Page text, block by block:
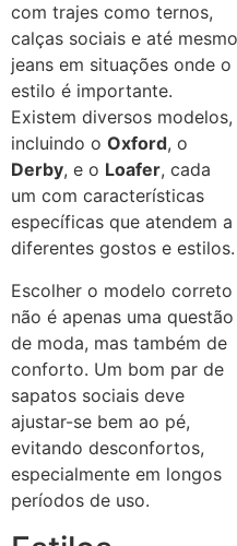
com trajes como ternos,
calças sociais e até mesmo
jeans em situações onde o
estilo é importante.
Existem diversos modelos,
incluindo o Oxford, o
Derby, e o Loafer, cada
um com características
específicas que atendem a
diferentes gostos e estilos.
Escolher o modelo correto
não é apenas uma questão
de moda, mas também de
conforto. Um bom par de
sapatos sociais deve
ajustar-se bem ao pé,
evitando desconfortos,
especialmente em longos
períodos de uso.